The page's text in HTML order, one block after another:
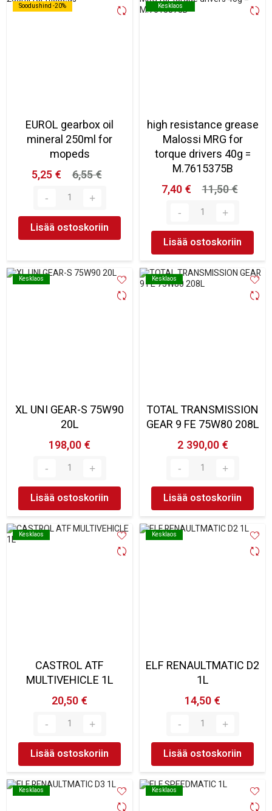
Soodushind -20%
Soodushind -20%
EUROL gearbox oil
mineral 250ml for
mopeds
5,25 €
6,55 €
Lisää ostoskoriin
Kesklaos
Kesklaos
high resistance grease
Malossi MRG for
torque drivers 40g =
M.7615375B
7,40 €
11,50 €
Lisää ostoskoriin
Kesklaos
Kesklaos
XL UNI GEAR-S 75W90
20L
198,00 €
Lisää ostoskoriin
Kesklaos
Kesklaos
TOTAL TRANSMISSION
GEAR 9 FE 75W80 208L
2 390,00 €
Lisää ostoskoriin
Kesklaos
Kesklaos
CASTROL ATF
MULTIVEHICLE 1L
20,50 €
Lisää ostoskoriin
Kesklaos
Kesklaos
ELF RENAULTMATIC D2
1L
14,50 €
Lisää ostoskoriin
Kesklaos
Kesklaos Kesklaos
Kesklaos